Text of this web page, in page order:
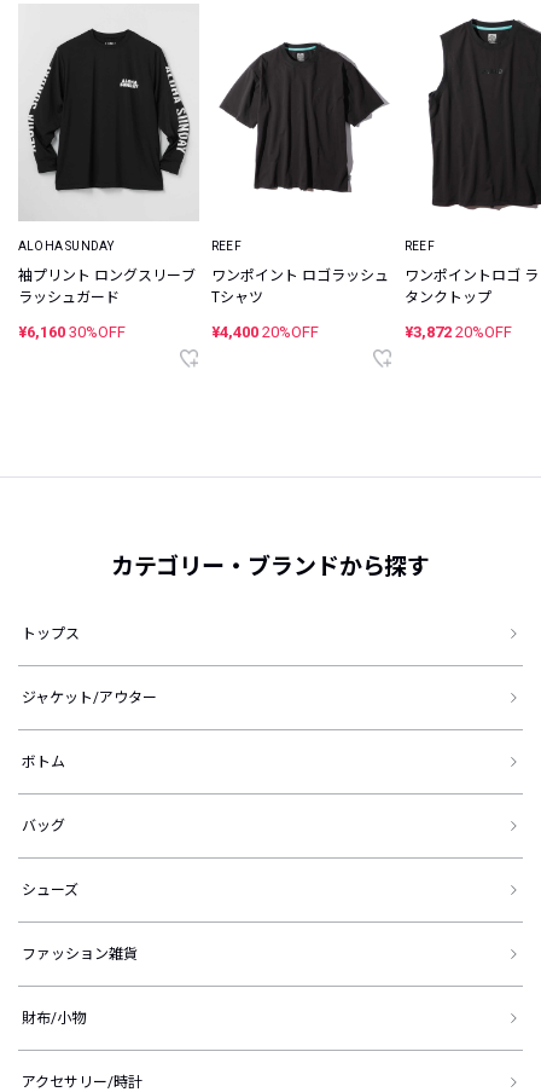
ALOHA SUNDAY
袖プリント ロングスリーブ
ラッシュガード
¥6,160 30%OFF
REEF
ワンポイント ロゴラッシュ
Tシャツ
¥4,400 20%OFF
REEF
ワンポイントロゴ
タンクトップ
¥3,872 20%OFF
カテゴリー・ブランドから探す
トップス
ジャケット/アウター
ボトム
バッグ
シューズ
ファッション雑貨
財布/小物
アクセサリー/時計